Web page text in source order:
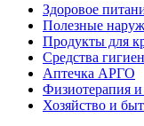
Здоровое
Полезные
Продукты для
Средства
Аптечка АРГО
Физиотерапия
Хозяйство и быт